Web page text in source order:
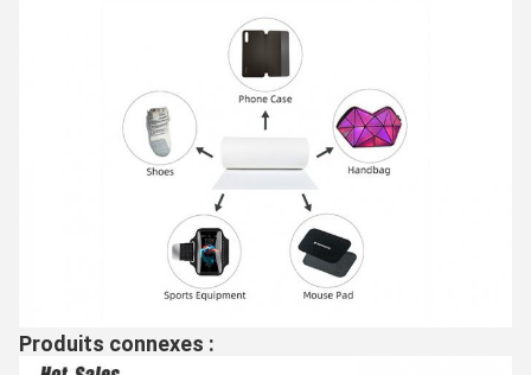
Produits connexes :